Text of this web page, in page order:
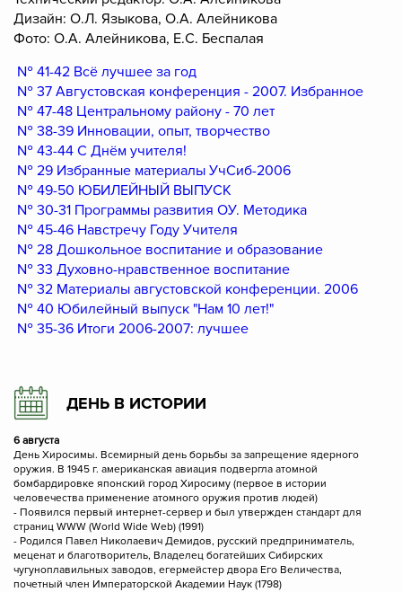
Дизайн: О.Л. Языкова, О.А. Алейникова
Фото: О.А. Алейникова, Е.С. Беспалая
№ 41-42 Всё лучшее за год
№ 37 Августовская конференция - 2007. Избранное
№ 47-48 Центральному району - 70 лет
№ 38-39 Инновации, опыт, творчество
№ 43-44 С Днём учителя!
№ 29 Избранные материалы УчСиб-2006
№ 49-50 ЮБИЛЕЙНЫЙ ВЫПУСК
№ 30-31 Программы развития ОУ. Методика
№ 45-46 Навстречу Году Учителя
№ 28 Дошкольное воспитание и образование
№ 33 Духовно-нравственное воспитание
№ 32 Материалы августовской конференции. 2006
№ 40 Юбилейный выпуск "Нам 10 лет!"
№ 35-36 Итоги 2006-2007: лучшее
ДЕНЬ В ИСТОРИИ
6 августа
День Хиросимы. Всемирный день борьбы за запрещение ядерного
оружия. В 1945 г. американская авиация подвергла атомной
бомбардировке японский город Хиросиму (первое в истории
человечества применение атомного оружия против людей)
- Появился первый интернет-сервер и был утвержден стандарт для
страниц WWW (World Wide Web) (1991)
- Родился Павел Николаевич Демидов, русский предприниматель,
меценат и благотворитель, Владелец богатейших Сибирских
чугуноплавильных заводов, егермейстер двора Его Величества,
почетный член Императорской Академии Наук (1798)